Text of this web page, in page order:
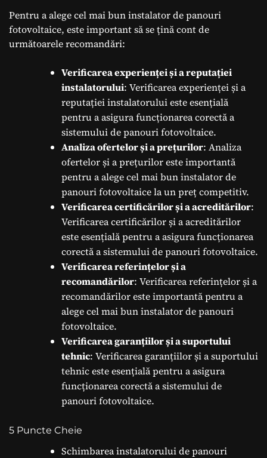
Pentru a alege cel mai bun instalator de panouri
fotovoltaice, este important să se țină cont de
următoarele recomandări:
Verificarea experienței și a reputației
instalatorului: Verificarea experienței și a
reputației instalatorului este esențială
pentru a asigura funcționarea corectă a
sistemului de panouri fotovoltaice.
Analiza ofertelor și a prețurilor: Analiza
ofertelor și a prețurilor este importantă
pentru a alege cel mai bun instalator de
panouri fotovoltaice la un preț competitiv.
Verificarea certificărilor și a acreditărilor:
Verificarea certificărilor și a acreditărilor
este esențială pentru a asigura funcționarea
corectă a sistemului de panouri fotovoltaice.
Verificarea referințelor și a
recomandărilor: Verificarea referințelor și a
recomandărilor este importantă pentru a
alege cel mai bun instalator de panouri
fotovoltaice.
Verificarea garanțiilor și a suportului
tehnic: Verificarea garanțiilor și a suportului
tehnic este esențială pentru a asigura
funcționarea corectă a sistemului de
panouri fotovoltaice.
5 Puncte Cheie
Schimbarea instalatorului de panouri